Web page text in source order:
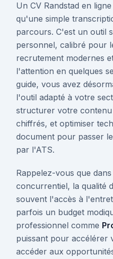
Un CV Randstad en
qu'une simple
parcours. C'est un outil
personnel, calibré pour
recrutement modernes
l'attention en quelques
guide, vous avez
l'outil adapté à votre
structurer votre contenu
chiffrés, et optimiser
document pour passer
par l'ATS.
Rappelez-vous que
concurrentiel, la qualité
souvent l'accès à
parfois un budget
professionnel comme
puissant pour accélérer
accéder aux